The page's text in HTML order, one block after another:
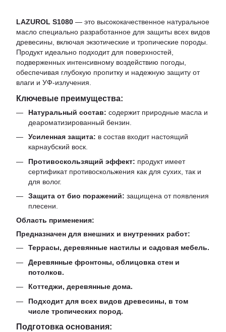
LAZUROL S1080 — это высококачественное натуральное
масло специально разработанное для защиты всех видов
древесины, включая экзотические и тропические породы.
Продукт идеально подходит для поверхностей,
подверженных интенсивному воздействию погоды,
обеспечивая глубокую пропитку и надежную защиту от
влаги и УФ-излучения.
Ключевые преимущества:
Натуральный состав: содержит природные масла и
деароматизированный бензин.
Усиленная защита: в состав входит настоящий
карнаубский воск.
Противоскользящий эффект: продукт имеет
сертификат противоскольжения как для сухих, так и
для волог.
Защита от био поражений: защищена от появления
плесени.
Область применения:
Предназначен для внешних и внутренних работ:
Террасы, деревянные настилы и садовая мебель.
Деревянные фронтоны, облицовка стен и
потолков.
Коттеджи, деревянные дома.
Подходит для всех видов древесины, в том
числе тропических пород.
Подготовка основания: